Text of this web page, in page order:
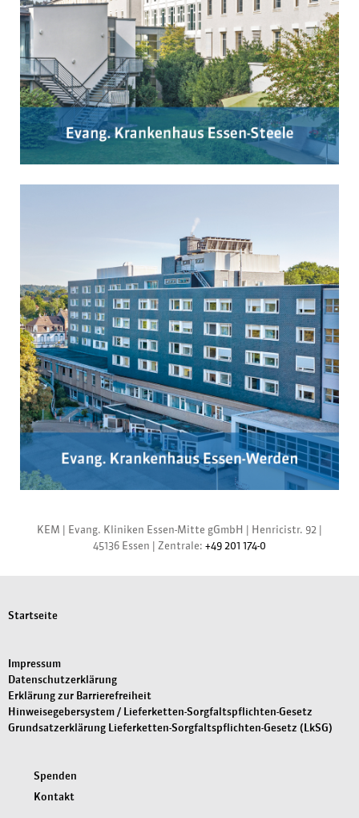
KEM | Evang. Kliniken Essen-Mitte gGmbH | Henricistr. 92 |
45136 Essen | Zentrale: +49 201 174-0
Startseite
Impressum
Datenschutzerklärung
Erklärung zur Barrierefreiheit
Hinweisegebersystem / Lieferketten-Sorgfaltspflichten-Gesetz
Grundsatzerklärung Lieferketten-Sorgfaltspflichten-Gesetz (LkSG)
Spenden
Kontakt